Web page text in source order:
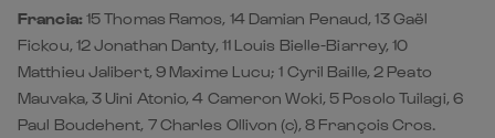
Paul Boudehent, 7 Charles Ollivon (c), 8 François Cros.
A disposizione:16 Julien Marchand, 17 Sébastien
Taofifenua, 18 Dorian Aldegheri, 19 Romain Taofifenua, 20
Alexandre Roumat, 21 Esteban Abadie, 22 Nolann Le